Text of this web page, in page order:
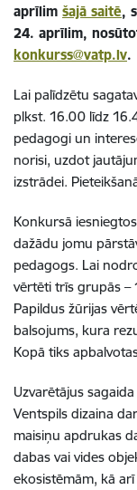
aprīlim šajā saitē,
24. aprīlim,
konkurss@vatp.lv.
Lai palīdzētu
plkst. 16.00 līdz
pedagogi un
norisi, uzdot
izstrādei.
Konkursā
dažādu jomu
pedagogs. Lai
vērtēti trīs grupās –
Papildus žūrijas
balsojums, kura
Kopā tiks
Uzvarētājus
Ventspils dizaina
maisiņu apdrukas
dabas vai vides
ekosistēmām, kā